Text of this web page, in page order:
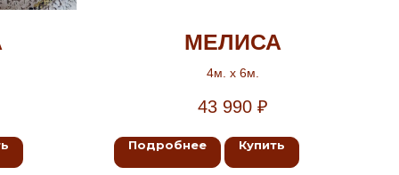
МЕЛИСА
4м. х 6м.
43 990 ₽
Подробнее Купить